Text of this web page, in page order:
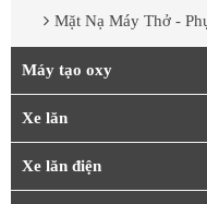
Mặt Nạ Máy Thở -
Máy tạo oxy
Xe lăn
Xe lăn điện